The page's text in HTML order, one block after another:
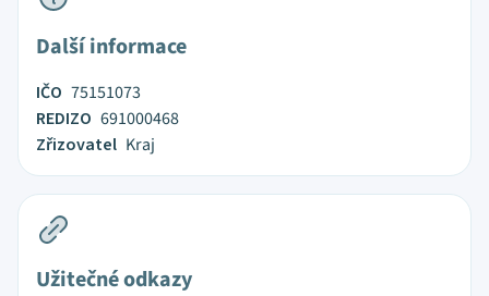
Další informace
IČO 75151073
REDIZO 691000468
Zřizovatel Kraj
Užitečné odkazy